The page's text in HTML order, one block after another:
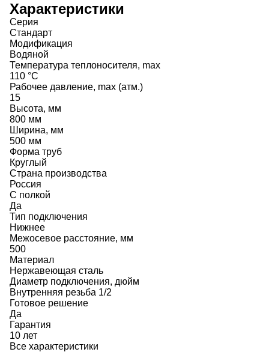
Характеристики
Серия
Стандарт
Модификация
Водяной
Температура теплоносителя, max
110 °C
Рабочее давление, max (атм.)
15
Высота, мм
800 мм
Ширина, мм
500 мм
Форма труб
Круглый
Страна производства
Россия
С полкой
Да
Тип подключения
Нижнее
Межосевое расстояние, мм
500
Материал
Нержавеющая сталь
Диаметр подключения, дюйм
Внутренняя резьба 1/2
Готовое решение
Да
Гарантия
10 лет
Все характеристики